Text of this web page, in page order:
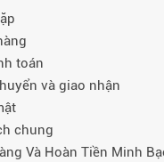
toán
và giao nhận
chung
Và Hoàn Tiền Minh